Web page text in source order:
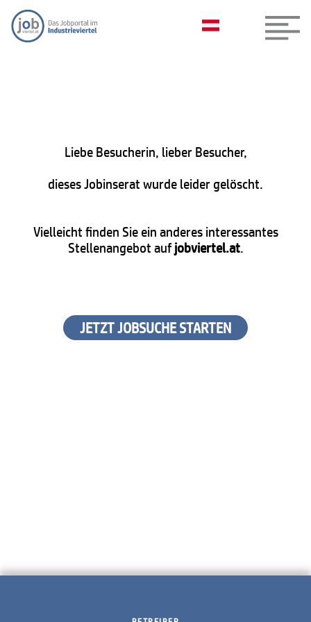
Liebe Besucherin, lieber Besucher,
dieses Jobinserat wurde leider gelöscht.
Vielleicht finden Sie ein anderes interessantes
Stellenangebot aufjobviertel.at.
JETZT JOBSUCHE STARTEN